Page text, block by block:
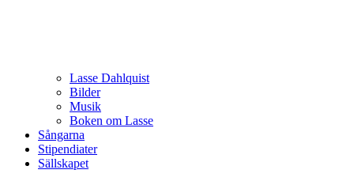
Lasse Dahlquist
Bilder
Musik
Boken om Lasse
Sångarna
Stipendiater
Sällskapet